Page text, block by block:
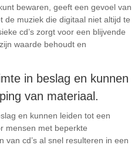
bewaren, geeft een gevoel van
de muziek die digitaal niet altijd te
cd’s zorgt voor een blijvende
waarde behoudt en
in beslag en kunnen
van materiaal.
en kunnen leiden tot een
mensen met beperkte
van cd’s al snel resulteren in een